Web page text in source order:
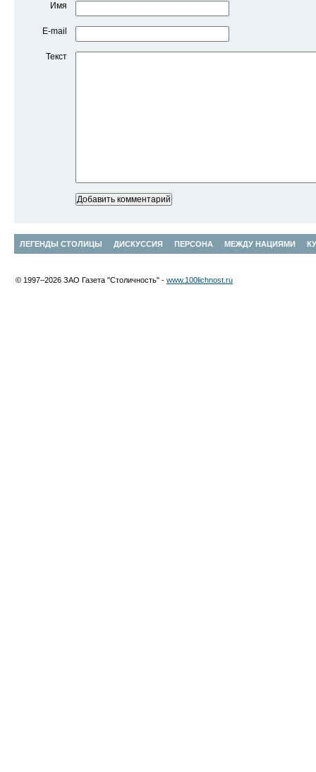
Имя
E-mail
Текст
ЛЕГЕНДЫ СТОЛИЦЫ ДИСКУССИЯ ПЕРСОНА МЕЖДУ НАЦИЯМИ
© 1997–2026 ЗАО Газета "Столичность" - www.100lichnost.ru